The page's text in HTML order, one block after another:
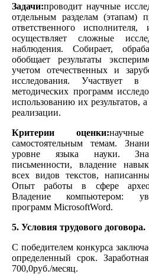
Задачи:проводит научные
отдельным разделам (этапам)
ответственного
осуществляет сложные
наблюдения. Собирает,
обобщает результаты
учетом отечественных и
исследования. Участвует
методических программ
использованию их результатов,
реализации.
Критерии оценки:
самостоятельным темам.
уровне языка науки.
письменности, владение
всех видов текстов,
Опыт работы в сфере
Владение компьютером:
программ MicrosoftWord.
5. Условия трудового договора.
С победителем конкурса
определенный срок.
700,0руб./месяц.